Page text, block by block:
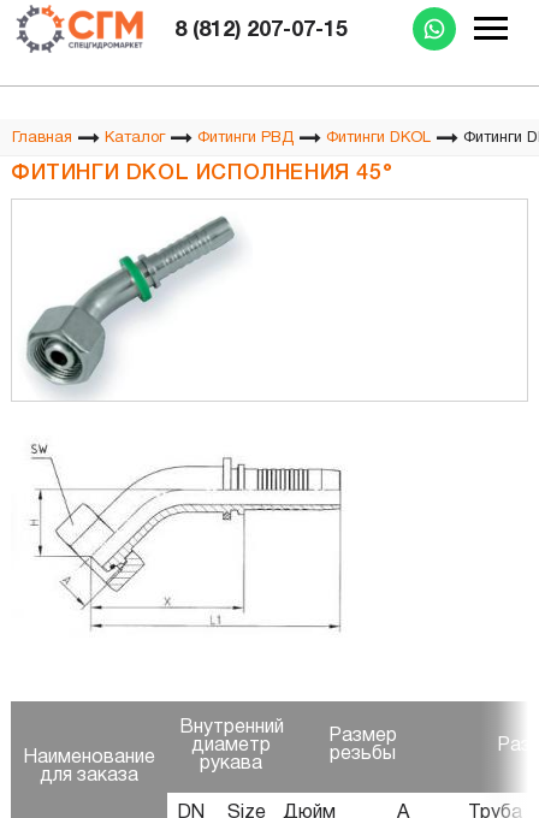
8 (812) 207-07-15
Изготовление РВД при Вас за 15 минут
Главная Каталог Фитинги РВД Фитинги DKOL Фитинги
ФИТИНГИ DKOL ИСПОЛНЕНИЯ 45°
Наименование
для заказа
Внутренний
диаметр
рукава
Размер
резьбы
DN Size Дюйм A Труба